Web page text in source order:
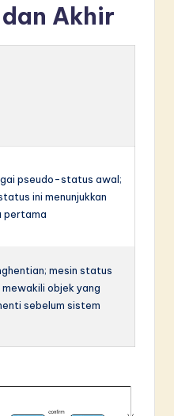
Akhir
pseudo-status awal;
ini menunjukkan
pertama
mesin status
objek yang
sebelum sistem